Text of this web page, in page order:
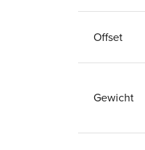
Offset
Gewicht